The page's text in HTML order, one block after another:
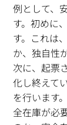
例として、
す。初めに
す。これは
か、独自性
次に、起票
化し終えて
を行います
全在庫が必